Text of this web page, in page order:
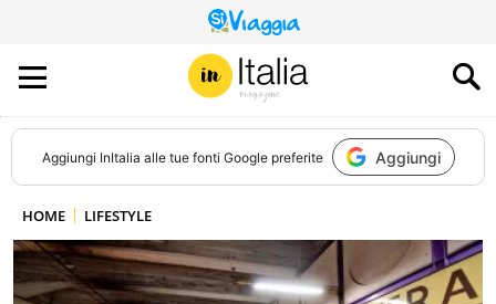
QUESTO
SITO
CONTRIBUISCE
ALL’AUDIENCE
DI
Aggiungi InItalia alle tue fonti Google preferite Aggiungi
HOME LIFESTYLE